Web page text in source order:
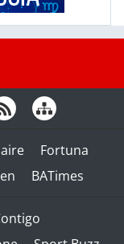
Fortuna
BATimes